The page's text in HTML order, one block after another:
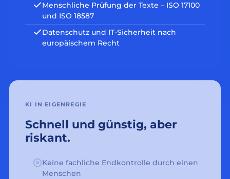
Menschliche Prüfung der Texte – ISO 17100
und ISO 18587
Datenschutz und IT-Sicherheit nach
europäischem Recht
KI IN EIGENREGIE
Schnell und günstig, aber
riskant.
Keine fachliche Endkontrolle durch einen
Menschen